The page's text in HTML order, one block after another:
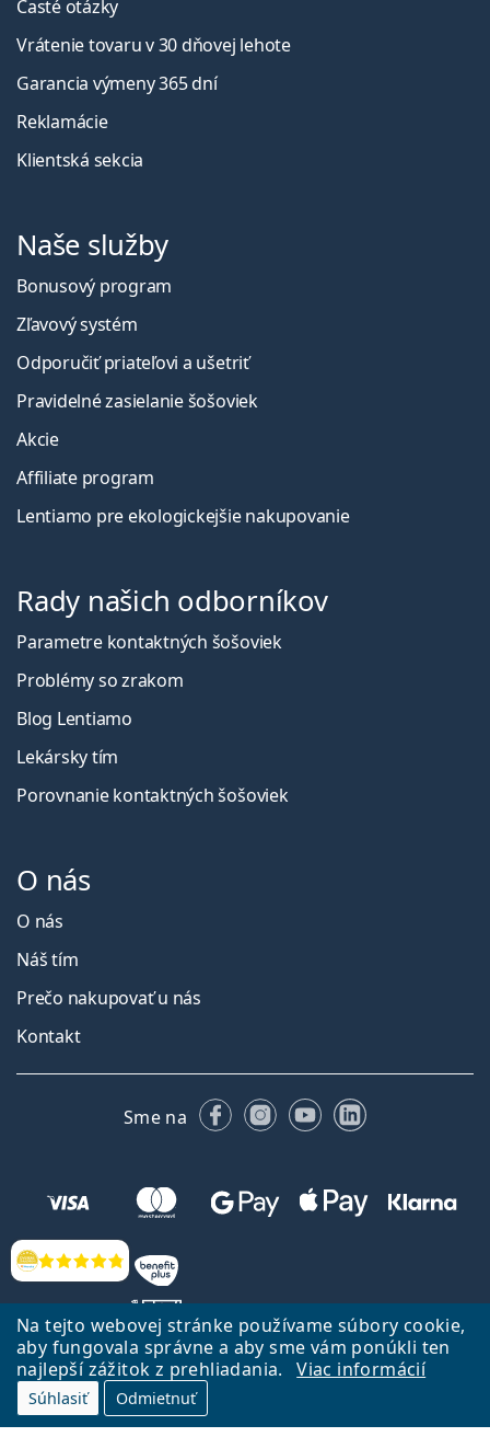
Na tejto webovej stránke používame súbory cookie,
aby fungovala správne a aby sme vám ponúkli ten
najlepší zážitok z prehliadania.
Viac informácií
Súhlasiť Odmietnuť
Hodnotenia
Časté otázky
Vrátenie tovaru v 30 dňovej lehote
Garancia výmeny 365 dní
Reklamácie
Klientská sekcia
Naše služby
Bonusový program
Zľavový systém
Odporučiť priateľovi a ušetriť
Pravidelné zasielanie šošoviek
Akcie
Affiliate program
Lentiamo pre ekologickejšie nakupovanie
Rady našich odborníkov
Parametre kontaktných šošoviek
Problémy so zrakom
Blog Lentiamo
Lekársky tím
Porovnanie kontaktných šošoviek
O nás
O nás
Náš tím
Prečo nakupovať u nás
Kontakt
Sme na FacebookuInstagrame
YouTubeLinkedIn
Späť na Úvodnu stránku
Lentiamo.sk vlastní a prevádzkuje spoločnosť Lentiamo s.r.o., Česká